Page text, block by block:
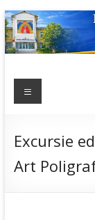
Skip
to
content
scoala
nr.6; școală
admitere;
Meniu
Excursie
Art